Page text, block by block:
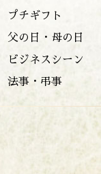
プチギフト
父の日・母の日
ビジネスシーン
法事・弔事